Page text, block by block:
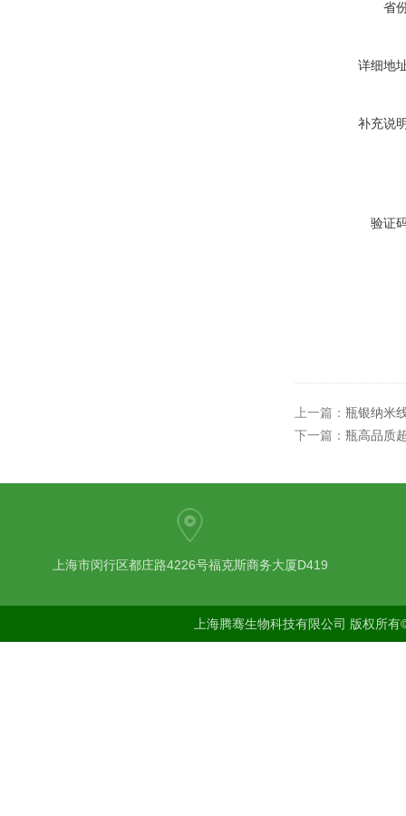
省
详细地
补充说
验证
上一篇： 瓶银纳米
下一篇： 瓶高品质
上海市闵行区都庄路4226号福克斯商务大厦D419
上海腾骞生物科技有限公司 版权所